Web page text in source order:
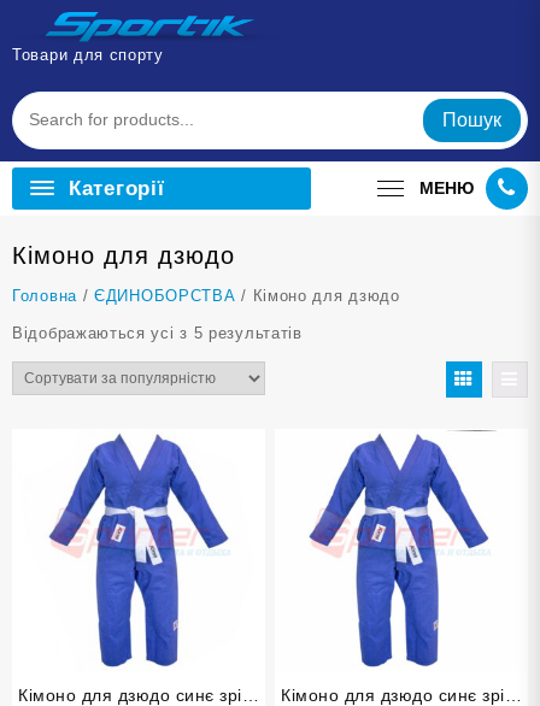
Перейти
вмісту
Товари для спорту
Пошук
Категорії МЕНЮ
Кімоно для дзюдо
Головна /ЄДИНОБОРСТВА / Кімоно для дзюдо
Відображаються усі з 5 результатівВідсортовано
Кімоно для дзюдо синє зріст
Кімоно для дзюдо синє зріст